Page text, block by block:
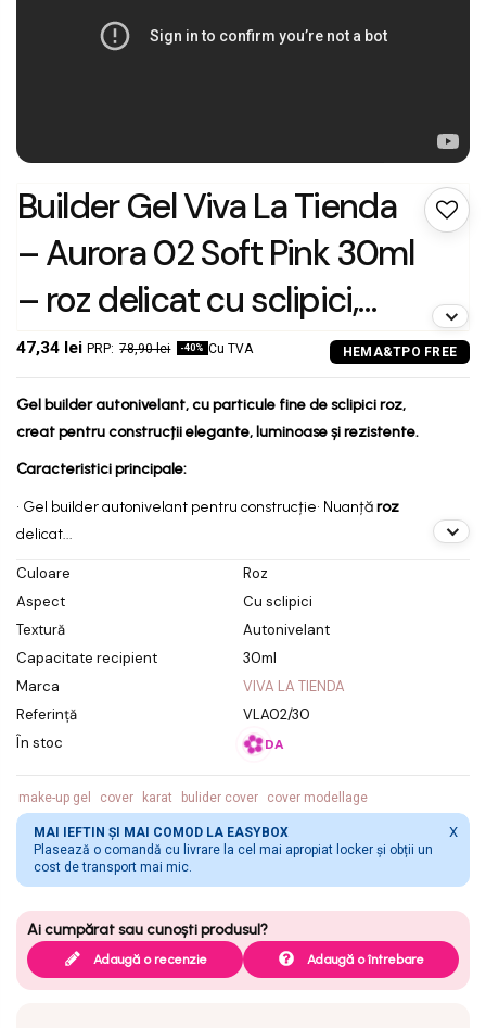
Builder Gel Viva La Tienda
– Aurora 02 Soft Pink 30ml
– roz delicat cu sclipici,
autonivelant, rezistență
ridicată, pentru
construcție și finisaj
luminos
47,34 lei 78,90 lei -40% Cu TVA
Gel builder autonivelant, cu particule fine de sclipici roz,
creat pentru construcții elegante, luminoase și rezistente.
Caracteristici principale:
• Gel builder autonivelant pentru construcție• Nuanțăroz
delicat...
Culoare
Roz
Aspect
Cu sclipici
Textură
Autonivelant
Capacitate recipient
30ml
Marca
VIVA LA TIENDA
Referință
VLA02/30
În stoc
DA
make-up gel cover karat bulider cover cover modellage
MAI IEFTIN ȘI MAI COMOD LA EASYBOX
Plasează o comandă cu livrare la cel mai apropiat locker și obții un
cost de transport mai mic.
X
Adaugă o recenzie Adaugă o întrebare